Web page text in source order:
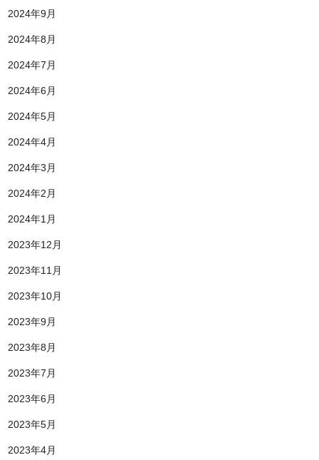
2024年9月
2024年8月
2024年7月
2024年6月
2024年5月
2024年4月
2024年3月
2024年2月
2024年1月
2023年12月
2023年11月
2023年10月
2023年9月
2023年8月
2023年7月
2023年6月
2023年5月
2023年4月